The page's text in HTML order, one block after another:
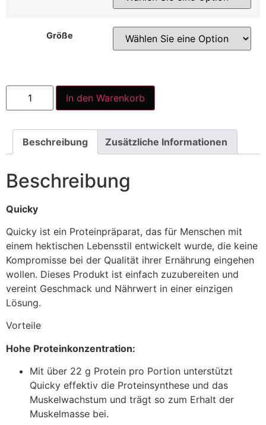
Größe
In den Warenkorb
Beschreibung Zusätzliche Informationen
Beschreibung
Quicky
Quicky ist ein Proteinpräparat, das für Menschen mit
einem hektischen Lebensstil entwickelt wurde, die keine
Kompromisse bei der Qualität ihrer Ernährung eingehen
wollen. Dieses Produkt ist einfach zuzubereiten und
vereint Geschmack und Nährwert in einer einzigen
Lösung.
Vorteile
Hohe Proteinkonzentration:
Mit über 22 g Protein pro Portion unterstützt
Quicky effektiv die Proteinsynthese und das
Muskelwachstum und trägt so zum Erhalt der
Muskelmasse bei.